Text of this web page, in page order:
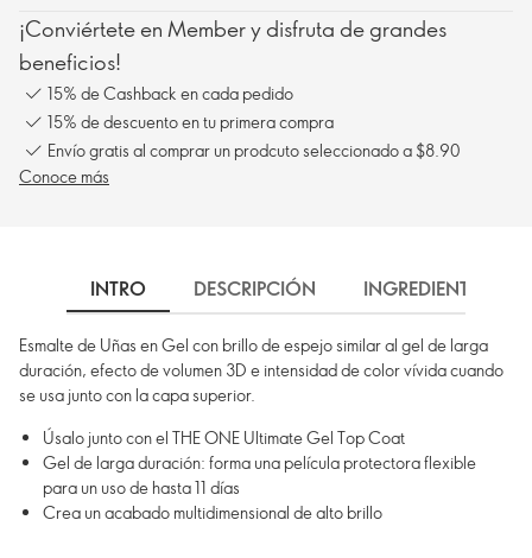
¡Conviértete en Member y disfruta de grandes
beneficios!
15% de Cashback en cada pedido
15% de descuento en tu primera compra
Envío gratis al comprar un prodcuto seleccionado a $8.90
Conoce más
INTRO DESCRIPCIÓN INGREDIENTES
Esmalte de Uñas en Gel con brillo de espejo similar al gel de larga
duración, efecto de volumen 3D e intensidad de color vívida cuando
se usa junto con la capa superior.
Úsalo junto con el THE ONE Ultimate Gel Top Coat
Gel de larga duración: forma una película protectora flexible
para un uso de hasta 11 días
Crea un acabado multidimensional de alto brillo